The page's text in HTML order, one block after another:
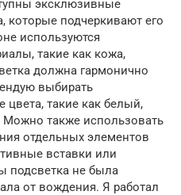
эксклюзивные
которые подчеркивают его
используются
такие как кожа,
должна гармонично
выбирать
цвета, такие как белый,
также использовать
отдельных элементов
вставки или
подсветка не была
от вождения. Я работал